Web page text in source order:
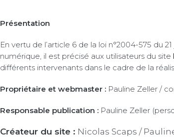
Présentation
En vertu de l’article 6 de la loi n°2004-575 du
numérique, il est précisé aux utilisateurs du site
différents intervenants dans le cadre de la
Propriétaire et webmaster :Pauline Zeller /
Responsable publication :Pauline Zeller
Créateur du site : Nicolas Scaps /